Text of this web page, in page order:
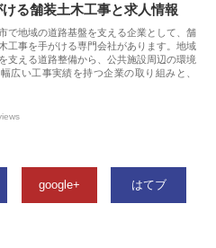
る舗装土木工事と求人情報
で地域の道路基盤を支える企業として、舗
工事を手がける専門会社があります。地域
支える道路整備から、公共施設周辺の環境
広い工事実績を持つ企業の取り組みと、
google+ はてブ